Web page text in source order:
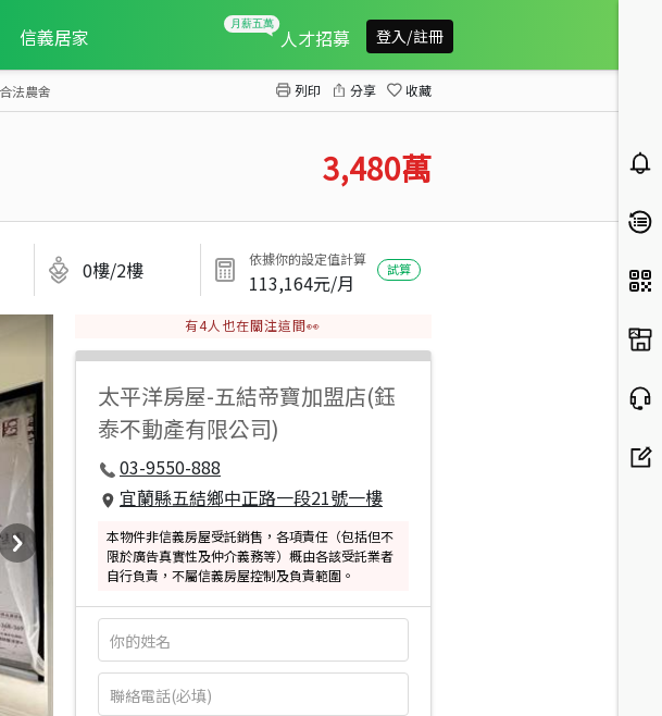
信義居家 人才招募 登入/註冊
法農舍 列印 分享 收藏
3,480萬
0樓/2樓 依據你的設定值計算
113,164元/月
試算
有4人也在關注這間👀
太平洋房屋-五結帝寶加盟店(鈺
泰不動產有限公司)
03-9550-888
宜蘭縣五結鄉中正路一段21號一樓
本物件非信義房屋受託銷售，各項責任（包括但不
限於廣告真實性及仲介義務等）概由各該受託業者
自行負責，不屬信義房屋控制及負責範圍。